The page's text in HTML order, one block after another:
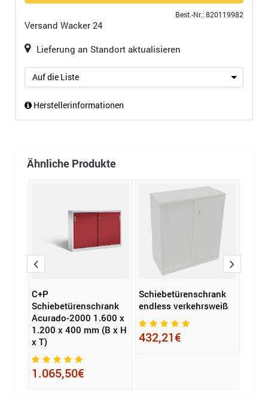
Best.-Nr.: 820119982
Versand Wacker 24
Lieferung an Standort aktualisieren
Auf die Liste
Herstellerinformationen
Ähnliche Produkte
C+P
Schiebetürenschrank
Acurado-2000 1.600 x
1.200 x 400 mm (B x H
x T)
1.065,50€
Schiebetürenschrank
endless verkehrsweiß
432,21€